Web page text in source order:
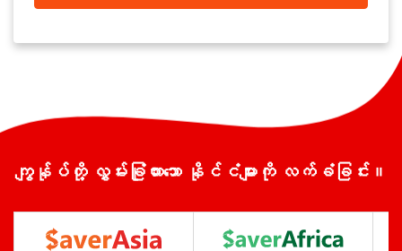
ကျွန်ုပ်တို့ လွှမ်းခြုံထားသော နိုင်ငံများကို လက်ခံခြင်း။